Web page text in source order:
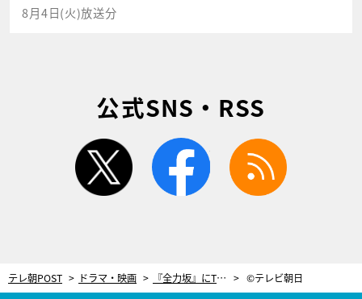
8月4日(火)放送分
公式SNS・RSS
twitter facebook
テレ朝POST ドラマ・映画 『全力坂』にTOKIO城島似の歌手・島茂子が挑む！47歳ながらドレスで華麗に疾走 ©テレビ朝日